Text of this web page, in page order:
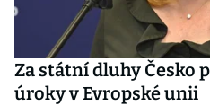
Za státní dluhy Česko
úroky v Evropské unii